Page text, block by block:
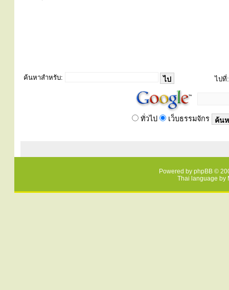
ค้นหาสำหรับ: ไปที่:
ทั่วไป เว็บธรรมจักร
Powered by phpBB ©
Thai language by